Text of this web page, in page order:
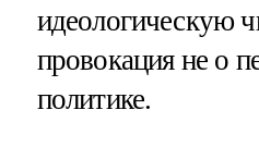
идеологическую
провокация не о
политике.